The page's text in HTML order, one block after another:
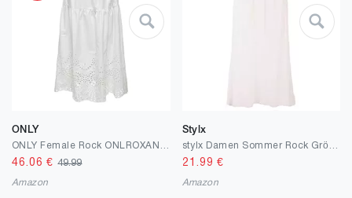
ONLY
46.06 €49.99
Amazon
Stylx
21.99 €
Amazon